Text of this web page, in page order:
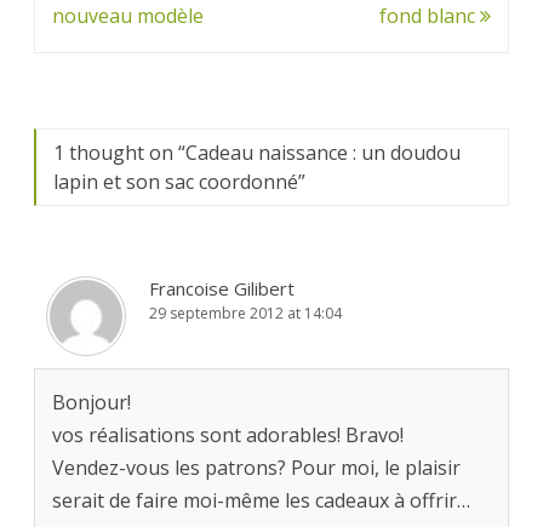
l’article
nouveau modèle
fond blanc
1 thought on “Cadeau naissance : un doudou
lapin et son sac coordonné”
Francoise Gilibert
29 septembre 2012 at 14:04
Bonjour!
vos réalisations sont adorables! Bravo!
Vendez-vous les patrons? Pour moi, le plaisir
serait de faire moi-même les cadeaux à offrir…